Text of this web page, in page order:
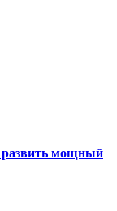
развить мощный